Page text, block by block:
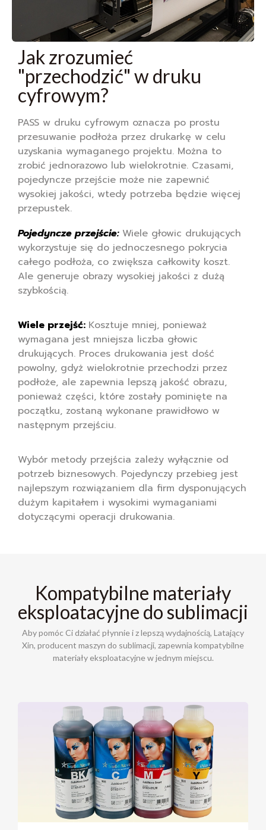
Jak zrozumieć
"przechodzić" w druku
cyfrowym?
PASS w druku cyfrowym oznacza po prostu
przesuwanie podłoża przez drukarkę w celu
uzyskania wymaganego projektu. Można to
zrobić jednorazowo lub wielokrotnie. Czasami,
pojedyncze przejście może nie zapewnić
wysokiej jakości, wtedy potrzeba będzie więcej
przepustek.
Pojedyncze przejście: Wiele głowic drukujących
wykorzystuje się do jednoczesnego pokrycia
całego podłoża, co zwiększa całkowity koszt.
Ale generuje obrazy wysokiej jakości z dużą
szybkością.
Wiele przejść: Kosztuje mniej, ponieważ
wymagana jest mniejsza liczba głowic
drukujących. Proces drukowania jest dość
powolny, gdyż wielokrotnie przechodzi przez
podłoże, ale zapewnia lepszą jakość obrazu,
ponieważ części, które zostały pominięte na
początku, zostaną wykonane prawidłowo w
następnym przejściu.
Wybór metody przejścia zależy wyłącznie od
potrzeb biznesowych. Pojedynczy przebieg jest
najlepszym rozwiązaniem dla firm dysponujących
dużym kapitałem i wysokimi wymaganiami
dotyczącymi operacji drukowania.
Kompatybilne materiały
eksploatacyjne do sublimacji
Aby pomóc Ci działać płynnie i z lepszą wydajnością, Latający
Xin, producent maszyn do sublimacji, zapewnia kompatybilne
materiały eksploatacyjne w jednym miejscu.